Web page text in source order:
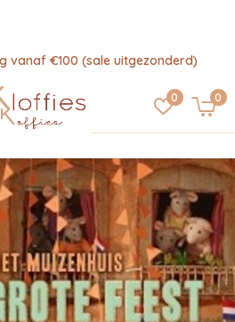
0 0
vanaf €100 (sale uitgezonderd)